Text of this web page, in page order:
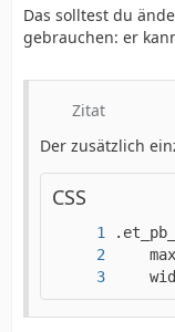
Das solltest du
gebrauchen: er
Zitat
Der zusätzlich
CSS